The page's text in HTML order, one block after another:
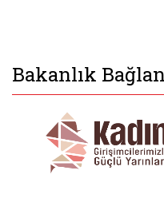
Bakanlık